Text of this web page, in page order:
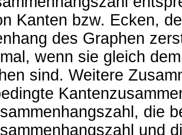
Kanten bzw. Ecken,
des Graphen
wenn sie gleich
sind. Weitere
die
und